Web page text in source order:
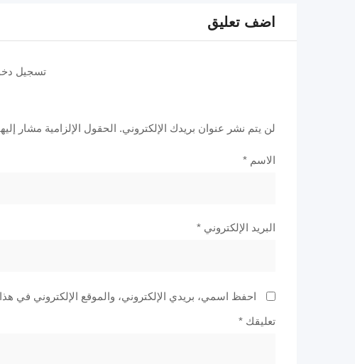
اضف تعليق
تسجيل
لن يتم نشر عنوان بريدك الإلكتروني. الحقول الإلزامية مشار
الاسم *
البريد الإلكتروني *
احفظ اسمي، بريدي الإلكتروني، والموقع الإلكتروني في
تعليقك *